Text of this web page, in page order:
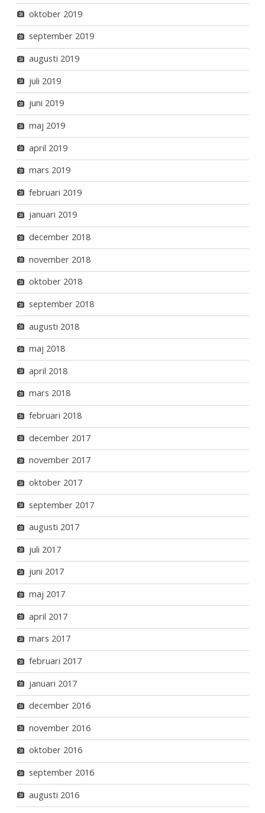
oktober 2019
september 2019
augusti 2019
juli 2019
juni 2019
maj 2019
april 2019
mars 2019
februari 2019
januari 2019
december 2018
november 2018
oktober 2018
september 2018
augusti 2018
maj 2018
april 2018
mars 2018
februari 2018
december 2017
november 2017
oktober 2017
september 2017
augusti 2017
juli 2017
juni 2017
maj 2017
april 2017
mars 2017
februari 2017
januari 2017
december 2016
november 2016
oktober 2016
september 2016
augusti 2016